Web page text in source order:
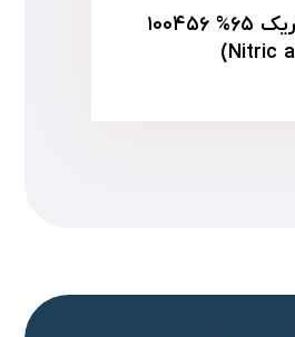
اسید نیتریک ۶۵% ۱۰۰۴۵۶